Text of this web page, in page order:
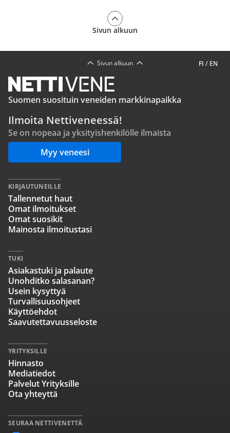
Sivun alkuun
FI / EN
Sivun alkuun
Suomen suosituin veneiden markkinapaikka
Ilmoita Nettiveneessä!
Se on nopeaa ja yksityishenkilölle ilmaista
Myy veneesi
SEURAA NETTIVENETTÄ
KIRJAUTUNEILLE
Tallennetut haut
Omat ilmoitukset
Omat suosikit
Mainosta ilmoitustasi
TUKI
Asiakastuki ja palaute
Unohditko salasanan?
Usein kysyttyä
Turvallisuusohjeet
Käyttöehdot
Saavutettavuusseloste
YRITYKSILLE
Hinnasto
Mediatiedot
Palvelut Yrityksille
Ota yhteyttä